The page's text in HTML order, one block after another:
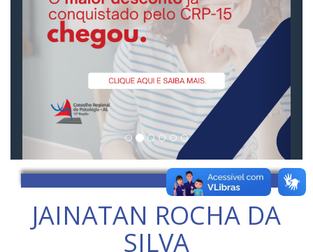
JAINATAN ROCHA DA
SILVA